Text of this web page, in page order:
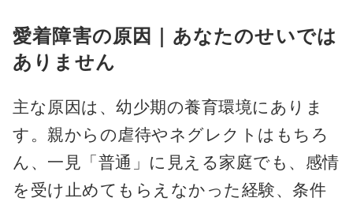
愛着障害の原因｜あなたのせいでは
ありません
主な原因は、幼少期の養育環境にありま
す。親からの虐待やネグレクトはもちろ
ん、一見「普通」に見える家庭でも、感情
を受け止めてもらえなかった経験、条件